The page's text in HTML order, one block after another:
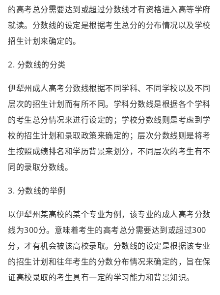
的高考总分需要达到或超过分数线才有资格进入高等学府
就读。分数线的设定是根据考生总分的分布情况以及学校
招生计划来确定的。
2. 分数线的分类
伊犁州成人高考分数线根据不同学科、不同学校以及不同
层次的招生计划而有所不同。学科分数线是根据各个学科
的考生总分情况来进行设定的；学校分数线则是考虑到学
校的招生计划和录取政策来确定的；层次分数线则是将考
生按照成绩排名和学历背景来划分，不同层次的考生有不
同的录取分数线。
3. 分数线的举例
以伊犁州某高校的某个专业为例，该专业的成人高考分数
线为300分。意味着考生的高考总分需要达到或超过300
分，才有机会被该高校录取。分数线的设定是根据该专业
的招生计划和往年考生的分数分布情况来确定的，旨在保
证高校录取的考生具有一定的学习能力和背景知识。